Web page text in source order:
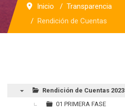
Inicio
Transparencia
Rendición de Cuentas
Rendición de Cuentas 2023
01 PRIMERA FASE